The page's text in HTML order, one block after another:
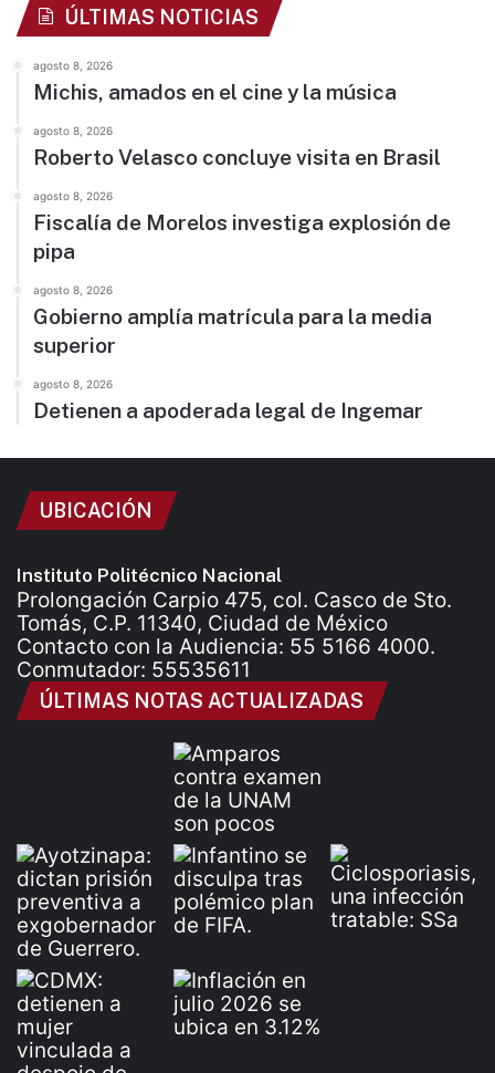
ÚLTIMAS NOTICIAS
agosto 8, 2026
Michis, amados en el cine y la música
agosto 8, 2026
Roberto Velasco concluye visita en Brasil
agosto 8, 2026
Fiscalía de Morelos investiga explosión de
pipa
agosto 8, 2026
Gobierno amplía matrícula para la media
superior
agosto 8, 2026
Detienen a apoderada legal de Ingemar
UBICACIÓN
Instituto Politécnico Nacional
Prolongación Carpio 475, col. Casco de Sto.
Tomás, C.P. 11340, Ciudad de México
Contacto con la Audiencia: 55 5166 4000.
Conmutador: 55535611
ÚLTIMAS NOTAS ACTUALIZADAS